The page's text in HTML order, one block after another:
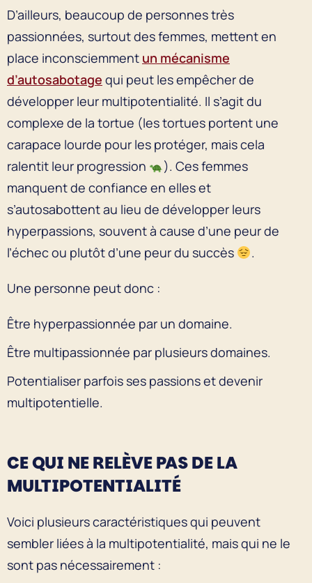
D’ailleurs, beaucoup de personnes très
passionnées, surtout des femmes, mettent en
place inconsciemment un mécanisme
d’autosabotage qui peut les empêcher de
développer leur multipotentialité. Il s’agit du
complexe de la tortue (les tortues portent une
carapace lourde pour les protéger, mais cela
ralentit leur progression
). Ces femmes
manquent de confiance en elles et
s’autosabottent au lieu de développer leurs
hyperpassions, souvent à cause d’une peur de
l’échec ou plutôt d’une peur du succès
.
Une personne peut donc :
Être hyperpassionnée par un domaine.
Être multipassionnée par plusieurs domaines.
Potentialiser parfois ses passions et devenir
multipotentielle.
CE QUI NE RELÈVE PAS DE LA
MULTIPOTENTIALITÉ
Voici plusieurs caractéristiques qui peuvent
sembler liées à la multipotentialité, mais qui ne le
sont pas nécessairement :